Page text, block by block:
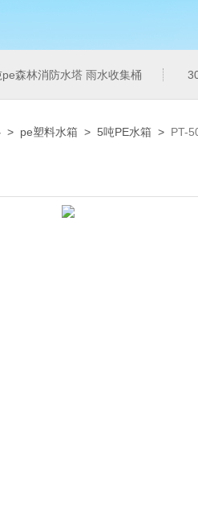
森林消防水塔 雨水收集桶
> pe塑料水箱 > 5吨PE水箱 > PT-